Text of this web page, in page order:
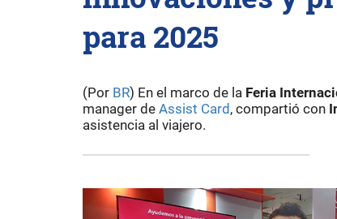
para 2025
(Por BR) En el marco de la Feria
manager de Assist Card , compartió con
asistencia al viajero.